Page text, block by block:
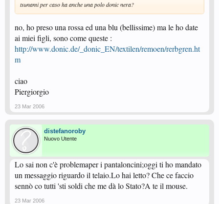
tsunami per caso ha anche una polo donic nera?
no, ho preso una rossa ed una blu (bellissime) ma le ho date
ai miei figli, sono come queste :
http://www.donic.de/_donic_EN/textilen/remoen/rerbgren.ht
m
ciao
Piergiorgio
23 Mar 2006
distefanoroby
Nuovo Utente
Lo sai non c'è problemaper i pantaloncini;oggi ti ho mandato
un messaggio riguardo il telaio.Lo hai letto? Che ce faccio
sennò co tutti 'sti soldi che me dà lo Stato?A te il mouse.
23 Mar 2006